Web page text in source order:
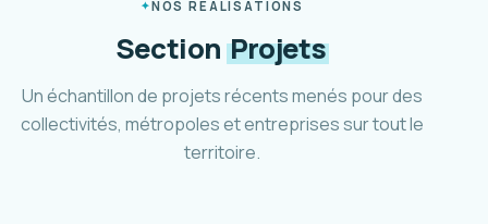
NOS RÉALISATIONS
Section Projets
Un échantillon de projets récents menés pour des
collectivités, métropoles et entreprises sur tout le
territoire.
Plan marche et vélo d'Aubagne